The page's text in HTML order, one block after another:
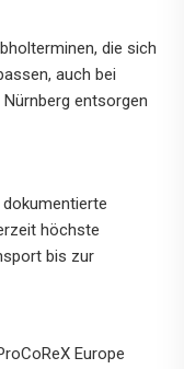
die sich
auch bei
entsorgen
höchste
bis zur
Europe